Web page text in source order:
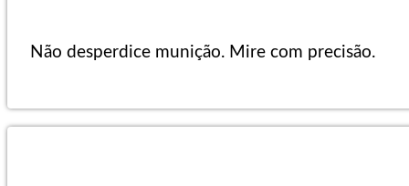
Não desperdice munição. Mire com precisão.